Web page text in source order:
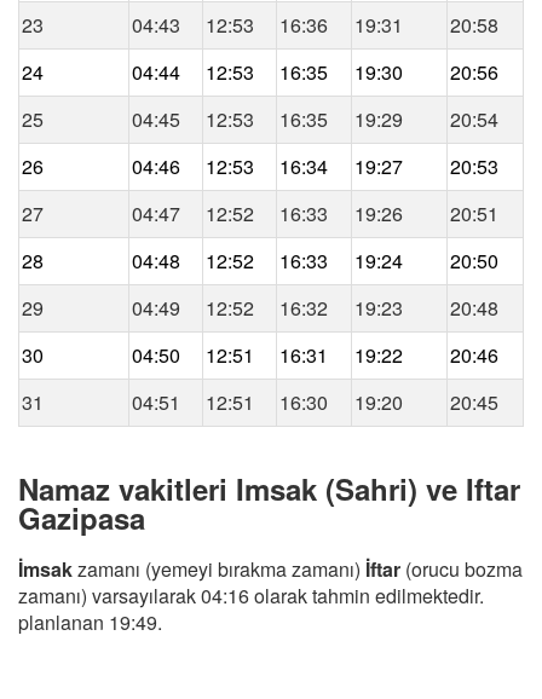
23 04:43 12:53 16:36 19:31
20:58
24
04:44 12:53 16:35 19:30
20:56
25
04:45 12:53 16:35 19:29
20:54
26
04:46 12:53 16:34 19:27
20:53
27
04:47 12:52 16:33 19:26
20:51
28
04:48 12:52 16:33 19:24
20:50
29
04:49 12:52 16:32 19:23
20:48
30
04:50 12:51 16:31 19:22
20:46
31
04:51 12:51 16:30 19:20 20:45
Namaz vakitleri Imsak (Sahri) ve Iftar
Gazipasa
İmsakzamanı (yemeyi bırakma zamanı) İftar (orucu bozma
zamanı) varsayılarak 04:16 olarak tahmin edilmektedir.
planlanan 19:49.